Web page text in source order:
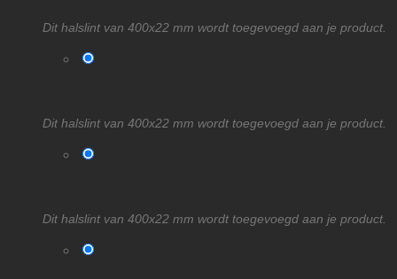
Dit halslint van 400x22 mm wordt toegevoegd aan je product.
Dit halslint van 400x22 mm wordt toegevoegd aan je product.
Dit halslint van 400x22 mm wordt toegevoegd aan je product.